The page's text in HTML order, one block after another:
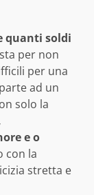
quanti soldi
per non
per una
ad un
solo la
e o
con la
stretta e